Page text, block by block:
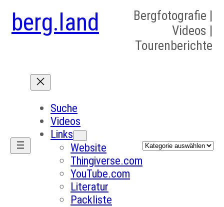
berg.land
Bergfotografie |
Videos |
Tourenberichte
Suche
Videos
Links
Website
Thingiverse.com
YouTube.com
Literatur
Packliste
Kategorien